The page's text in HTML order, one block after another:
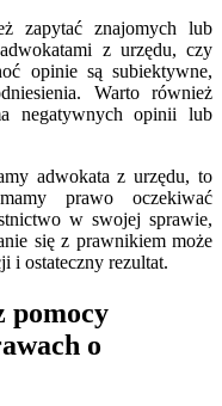
zapytać znajomych lub
z urzędu, czy
opinie są subiektywne,
Warto również
negatywnych opinii lub
adwokata z urzędu, to
prawo oczekiwać
w swojej sprawie,
się z prawnikiem może
i ostateczny rezultat.
pomocy
o